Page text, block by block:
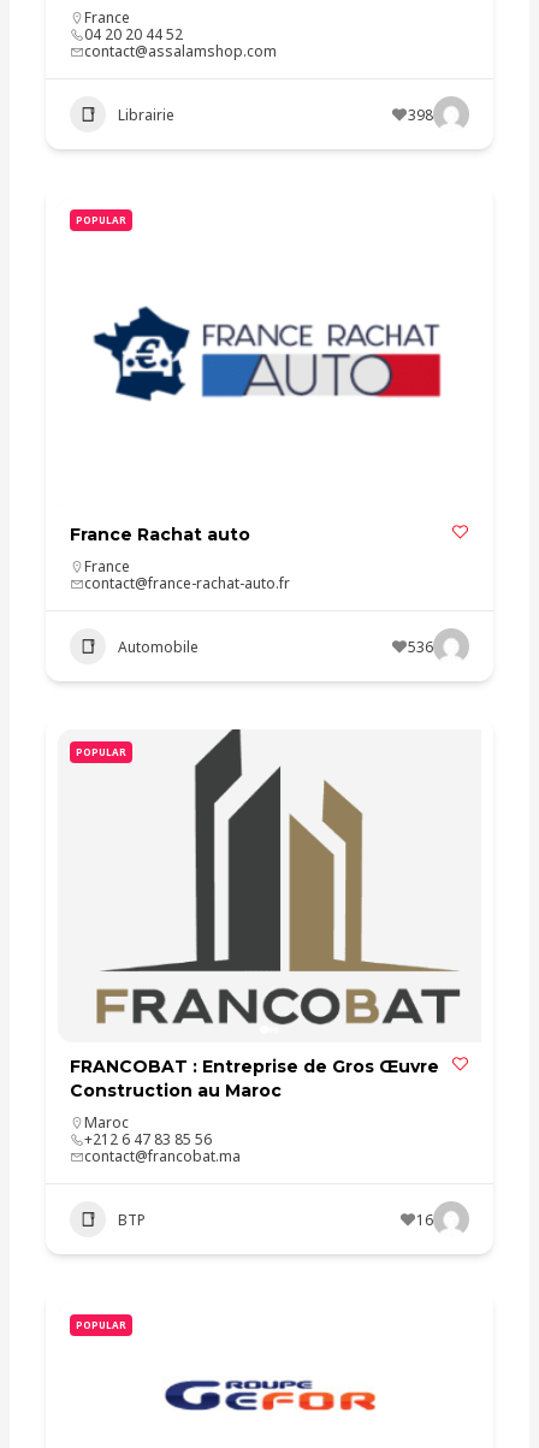
France
04 20 20 44 52
contact@assalamshop.com
Librairie 398
POPULAR
France Rachat auto
France
contact@france-rachat-auto.fr
Automobile 536
POPULAR
FRANCOBAT : Entreprise de Gros Œuvre
Construction au Maroc
Maroc
+212 6 47 83 85 56
contact@francobat.ma
BTP 16
POPULAR